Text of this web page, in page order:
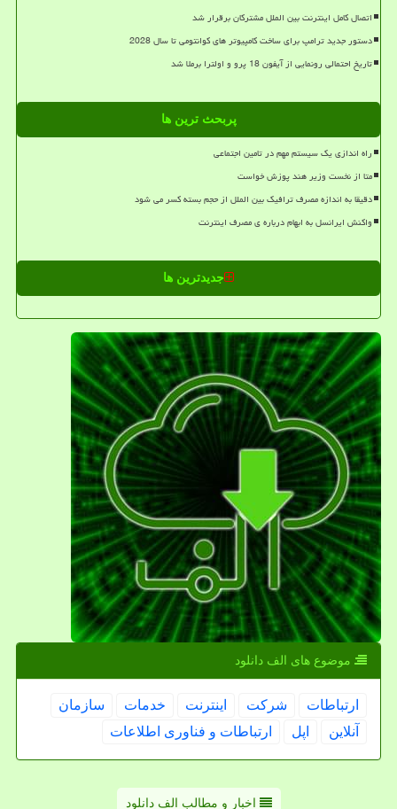
اتصال کامل اینترنت بین الملل مشترکان برقرار شد
دستور جدید ترامپ برای ساخت کامپیوتر های کوانتومی تا سال 2028
تاریخ احتمالی رونمایی از آیفون 18 پرو و اولترا برملا شد
پربحث ترین ها
راه اندازی یک سیستم مهم در تامین اجتماعی
متا از نخست وزیر هند پوزش خواست
دقیقا به اندازه مصرف ترافیک بین الملل از حجم بسته کسر می شود
واکنش ایرانسل به ابهام درباره ی مصرف اینترنت
جدیدترین ها
موضوع های الف دانلود
ارتباطات شركت اینترنت خدمات
سازمان
آنلاین
اپل ارتباطات و فناوری اطلاعات
اخبار و مطالب الف دانلود